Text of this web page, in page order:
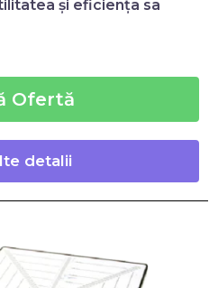
și eficiența sa
Ofertă
detalii